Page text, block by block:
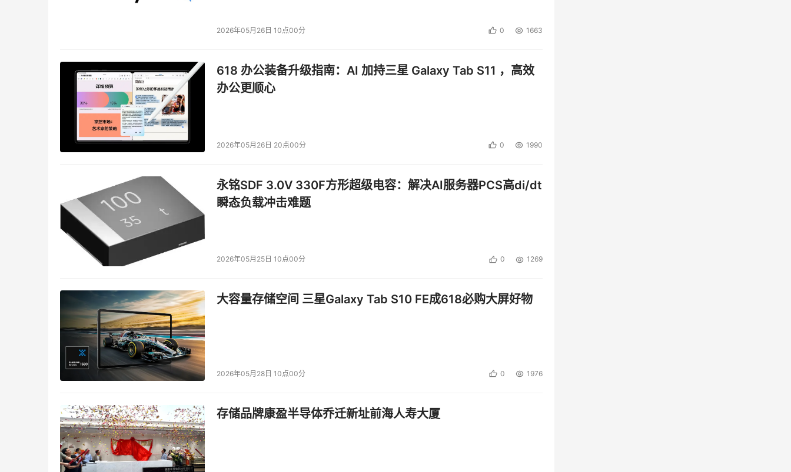
AFA支持的防火墙厂商包括思科、Checkpoint和Juniper等业界知名厂商。
2、漏洞扫描
安全专家表示，IT管理者还必须重视防火墙本身的安全性。
这个任务的目的包括判断防火墙是否一个弱安全性密码，是否存在已知的安全漏洞。
的产品中使用了Nessus引擎，并且几乎每一个主要的安全硬件供应商都支持Nessus的扫描结果。
Nessus目前有2个版本，一个开源的Nessus 2.2.x版本，还有一个Nessus 3虽然不再是开源的，但却是免费
的，而且新版的Nessus  3.03已经开始支持Windows平台，大大降低了它的使用门槛。
2026年05月26日 10点00分 0 1663
618 办公装备升级指南：AI 加持三星 Galaxy Tab S11 ，高效
办公更顺心
2026年05月26日 20点00分 0 1990
永铭SDF 3.0V 330F方形超级电容：解决AI服务器PCS高di/dt
瞬态负载冲击难题
2026年05月25日 10点00分 0 1269
大容量存储空间 三星Galaxy Tab S10 FE成618必购大屏好物
2026年05月28日 10点00分 0 1976
存储品牌康盈半导体乔迁新址前海人寿大厦